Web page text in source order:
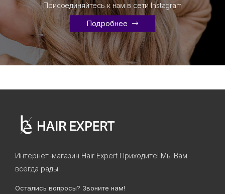
Присоединяйтесь к нам в сети Instagram
Подробнее
Интернет-магазин Hair Expert Приходите! Мы Вам
всегда рады!
Остались вопросы? Звоните нам!